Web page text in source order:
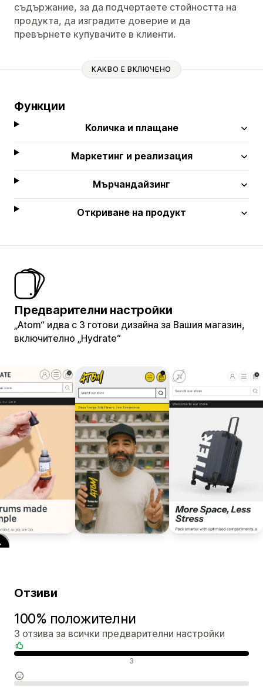
съдържание, за да подчертаете стойността на
продукта, да изградите доверие и да
превърнете купувачите в клиенти.
КАКВО Е ВКЛЮЧЕНО
Функции
Количка и плащане
Маркетинг и реализация
Мърчандайзинг
Откриване на продукт
Предварителни настройки
„Atom“ идва с 3 готови дизайна за Вашия магазин,
включително „Hydrate“
Отзиви
100% положителни
3 отзива за всички предварителни настройки
3